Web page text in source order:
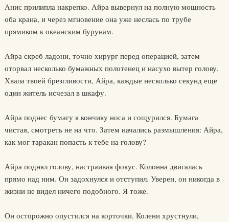
Анис прилипла накрепко. Айра вывернул на полную мощность
оба крана, и через мгновение она уже неслась по трубе
прямиком к океанским бурунам.
Айра скреб ладони, точно хирург перед операцией, затем
оторвал несколько бумажных полотенец и насухо вытер голову.
Хвала твоей брезгливости, Айра, каждые несколько секунд еще
один житель исчезал в шкафу.
Айра поднес бумагу к кончику носа и сощурился. Бумага
чистая, смотреть не на что. Затем начались размышления: Айра,
как мог таракан попасть к тебе на голову?
Айра поднял голову, настраивая фокус. Колонна двигалась
прямо над ним. Он задохнулся и отступил. Уверен, он никогда в
жизни не видел ничего подобного. Я тоже.
Он осторожно опустился на корточки. Колени хрустнули,